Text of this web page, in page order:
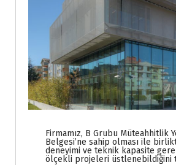
Firmamız, B Grubu Müteahhitlik
Belgesi’ne sahip olması ile
deneyimi ve teknik kapasite
ölçekli projeleri üstlenebildiğini